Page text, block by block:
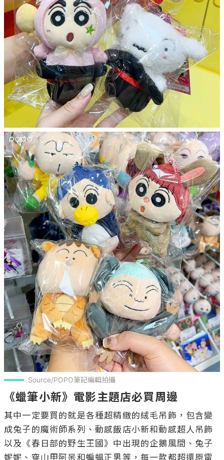
Source/POPO筆記編輯拍攝
《蠟筆小新》電影主題店必買周邊
其中一定要買的就是各種超精緻的絨毛吊飾，包含變
成兔子的魔術師系列、動感飯店小新和動感超人吊飾
以及《春日部的野生王國》中出現的企鵝風間、兔子
妮妮、穿山甲阿呆和蝙蝠正男等，每一款都超還原電